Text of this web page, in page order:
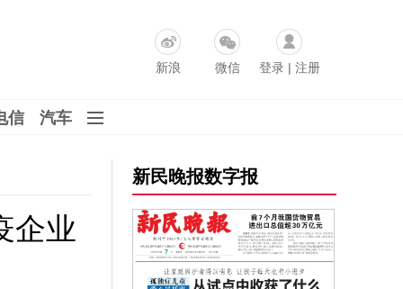
新浪
微信 登录| 注册
信 汽车
企业
新民晚报数字报